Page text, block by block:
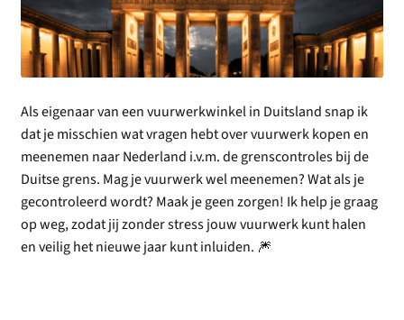
Als eigenaar van een vuurwerkwinkel in Duitsland snap ik
dat je misschien wat vragen hebt over vuurwerk kopen en
meenemen naar Nederland i.v.m. de grenscontroles bij de
Duitse grens. Mag je vuurwerk wel meenemen? Wat als je
gecontroleerd wordt? Maak je geen zorgen! Ik help je graag
op weg, zodat jij zonder stress jouw vuurwerk kunt halen
en veilig het nieuwe jaar kunt inluiden. 🎆